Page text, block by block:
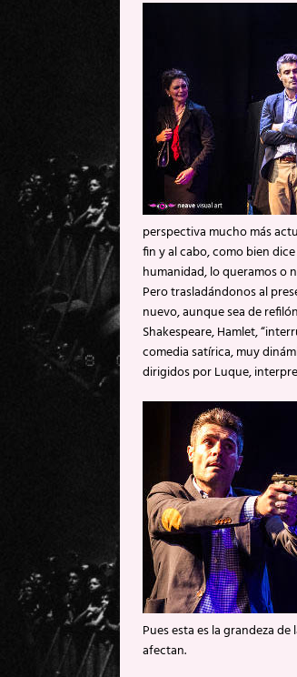
perspectiva mucho más
fin y al cabo, como bien
humanidad, lo queramos o
Pero trasladándonos al
nuevo, aunque sea de
Shakespeare, Hamlet,
comedia satírica, muy
dirigidos por Luque,
Pues esta es la grandeza
afectan.